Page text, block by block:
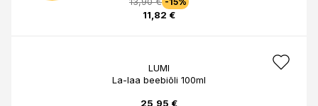
11,82 €
LUMI
La-laa beebiõli 100ml
25,95 €